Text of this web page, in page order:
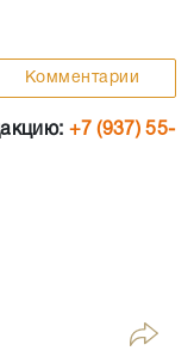
Комментарии
+7 (937) 55-